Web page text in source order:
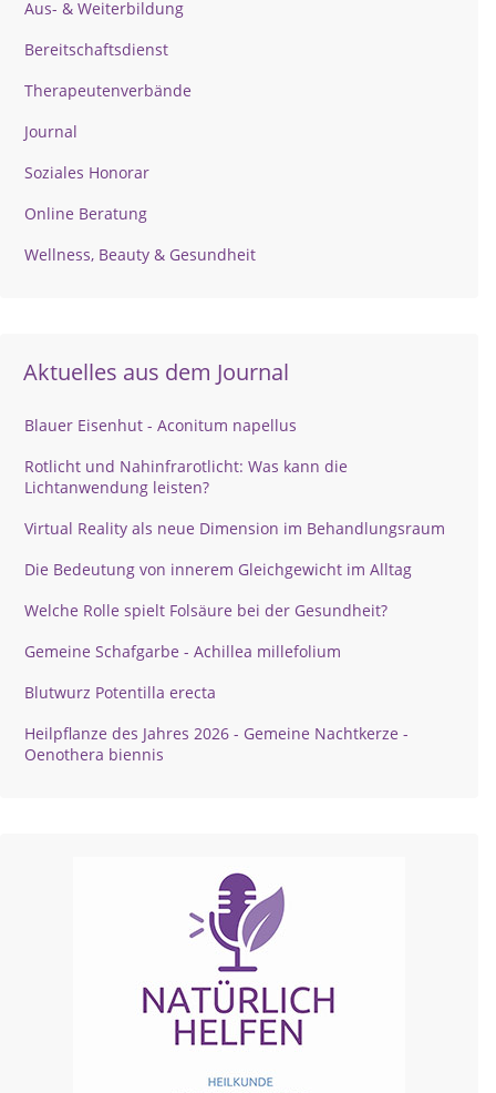
Aus- & Weiterbildung
Bereitschaftsdienst
Therapeutenverbände
Journal
Soziales Honorar
Online Beratung
Wellness, Beauty & Gesundheit
Aktuelles aus dem Journal
Blauer Eisenhut - Aconitum napellus
Rotlicht und Nahinfrarotlicht: Was kann die
Lichtanwendung leisten?
Virtual Reality als neue Dimension im Behandlungsraum
Die Bedeutung von innerem Gleichgewicht im Alltag
Welche Rolle spielt Folsäure bei der Gesundheit?
Gemeine Schafgarbe - Achillea millefolium
Blutwurz Potentilla erecta
Heilpflanze des Jahres 2026 - Gemeine Nachtkerze -
Oenothera biennis